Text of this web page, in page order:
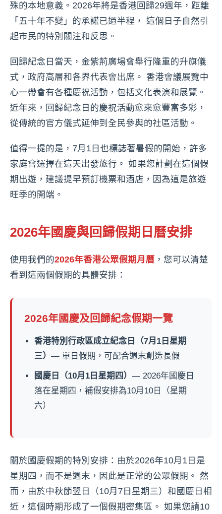
殊的本地意義。2026年將是香港回歸29週年，距離
「五十年不變」的承諾已過半程， 這個日子自然引
起市民的特別關注和反思。
回歸紀念日當天，金紫荊廣場會舉行隆重的升旗儀
式，政府高層和各界代表會出席。 香港會議展覽中
心一帶會有各種慶祝活動，包括文化表演和展覽。
近年來，回歸紀念日的慶祝活動愈來愈豐富多彩，
從傳統的官方儀式延伸到全民參與的社區活動。
值得一提的是，7月1日也標誌著暑假的開始，許多
家庭會選擇在這天出發旅行。 如果您計劃在這個假
期出遊，建議提早預訂機票和酒店，因為這是旅遊
旺季的開端。
2026年國慶與回歸假期日曆安排
使用我們的2026年香港公眾假期月曆 ，您可以清楚
看到這兩個假期的具體安排：
2026年國慶及回歸紀念假期一覽
香港特別行政區成立紀念日（7月1日星期
三） — 單日假期，可配合週末創造長假
國慶日（10月1日星期四） — 2026年國慶日
落在星期四，補假安排為10月10日（星期
六）
關於國慶假期的特別安排：由於2026年10月1日是
星期四，而不是週末，因此是正常的公眾假期。 然
而，由於中秋節翌日（10月7日星期三）和國慶日相
近，這個時期形成了一個假期密集區。 如果您請10